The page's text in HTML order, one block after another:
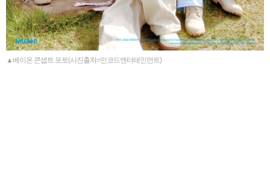
▲베이온 콘셉트 포토(사진출처=인코드엔터테인먼트)